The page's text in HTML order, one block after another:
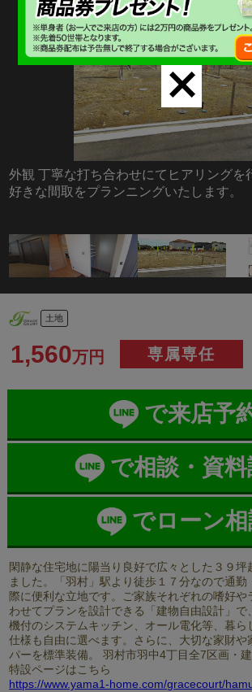
close
外観 丁寧な打ち合わせにてヒアリングを
好きな間取をプランニングいたします。
土地
1,560万円 専属専任
で来店予
で相談・資
でローン
閑静な住宅地に陽当り良好で広々とした３９坪
ました。「羽村」駅より徒歩１７分なので通
際に便利な立地です。ご家族それぞれの嗜好や
わせてプランを設計できる「建物自由設計」で
機付のシステムキッチン、オール電化等、暮ら
仕様も自由に選べます。さらに、大切な家財や
パーを標準装備。 羽村市羽中4丁目全7区画・
特設ページはこちら
https://www.yama1-home.com/gracecourt/